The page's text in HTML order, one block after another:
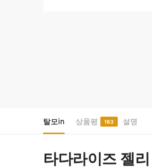
탈모in 상품평 163 설명
타다라이즈 젤